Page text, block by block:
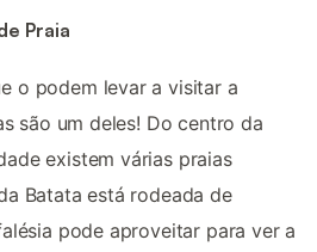
Praia
o podem levar a visitar a
são um deles! Do centro da
existem várias praias
Batata está rodeada de
pode aproveitar para ver a